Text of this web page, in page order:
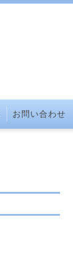
お問い合わせ